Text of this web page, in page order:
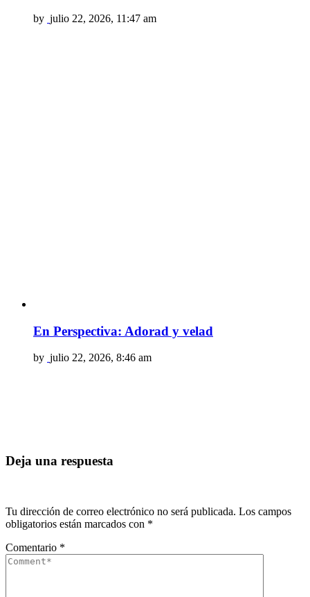
by julio 22, 2026, 11:47 am
En Perspectiva: Adorad y velad
by julio 22, 2026, 8:46 am
Deja una respuesta
Tu dirección de correo electrónico no será publicada. Los campos
obligatorios están marcados con *
Comentario *